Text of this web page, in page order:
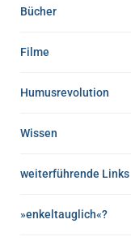
Bücher
Filme
Humusrevolution
Wissen
weiterführende Links
»enkeltauglich«?